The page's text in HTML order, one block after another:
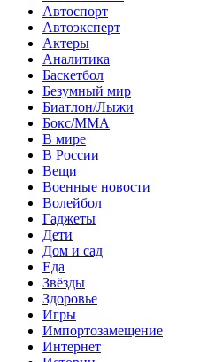
Автоспорт
Автоэксперт
Актеры
Аналитика
Баскетбол
Безумный мир
Биатлон/Лыжи
Бокс/MMA
В мире
В России
Вещи
Военные новости
Волейбол
Гаджеты
Дети
Дом и сад
Еда
Звёзды
Здоровье
Игры
Импортозамещение
Интернет